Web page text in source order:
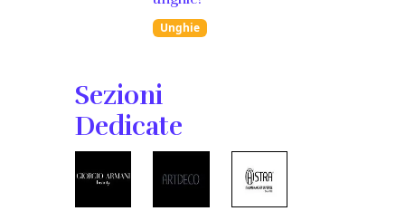
Unghie
Sezioni
Dedicate